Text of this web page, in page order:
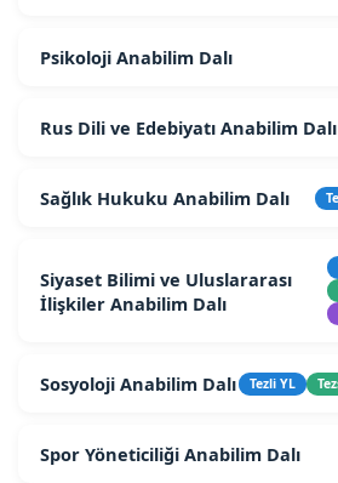
Psikoloji Anabilim Dalı
Rus Dili ve Edebiyatı Anabilim Dalı
Sağlık Hukuku Anabilim Dalı
Siyaset Bilimi ve Uluslararası
İlişkiler Anabilim Dalı
Sosyoloji Anabilim Dalı Tezli YL
Spor Yöneticiliği Anabilim Dalı